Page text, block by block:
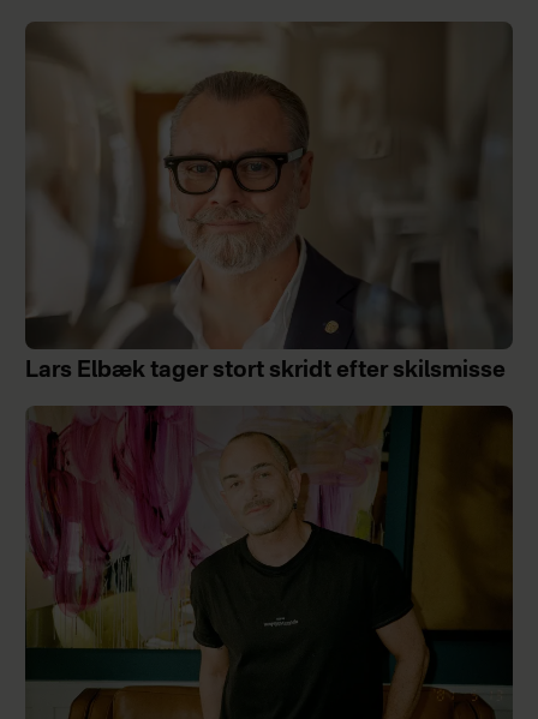
Lars Elbæk tager stort skridt efter skilsmisse